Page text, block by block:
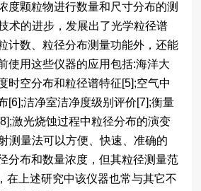
度颗粒物进行数量和尺寸分布的测
术的进步，发展出了光学粒径谱
计数、粒径分布测量功能外，还能
使用这些仪器的应用包括:海洋大
时空分布和粒径谱特征[5];空气中
[6];洁净室洁净度级别评价[7];衡量
激光烧蚀过程中粒径分布的演变
测量法可以方便、快速、准确的
分布和数量浓度，但其粒径测量范
在上述研究中该仪器也常与其它不